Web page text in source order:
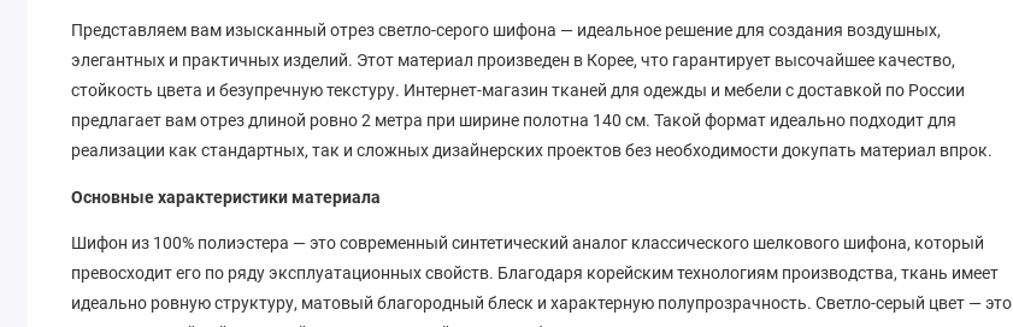
Представляем вам изысканный отрез светло-серого шифона — идеальное решение для создания воздушных,
элегантных и практичных изделий. Этот материал произведен в Корее, что гарантирует высочайшее качество,
стойкость цвета и безупречную текстуру. Интернет-магазин тканей для одежды и мебели с доставкой по России
предлагает вам отрез длиной ровно 2 метра при ширине полотна 140 см. Такой формат идеально подходит для
реализации как стандартных, так и сложных дизайнерских проектов без необходимости докупать материал впрок.
Основные характеристики материала
Шифон из 100% полиэстера — это современный синтетический аналог классического шелкового шифона, который
превосходит его по ряду эксплуатационных свойств. Благодаря корейским технологиям производства, ткань имеет
идеально ровную структуру, матовый благородный блеск и характерную полупрозрачность. Светло-серый цвет — это